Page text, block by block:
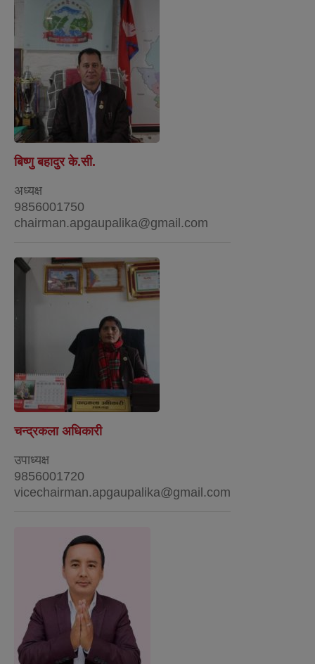
बिष्णु बहादुर के.सी.
अध्यक्ष
9856001750
chairman.apgaupalika@gmail.com
चन्द्रकला अधिकारी
उपाध्यक्ष
9856001720
vicechairman.apgaupalika@gmail.com